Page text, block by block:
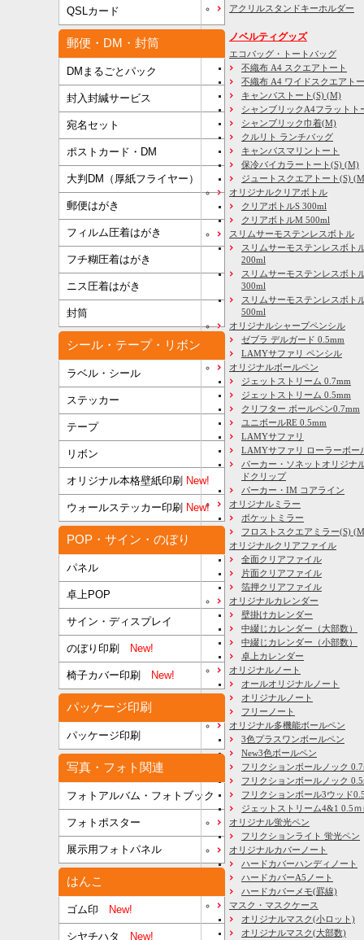
QSLカード
郵便・DM・封筒
DMまるごとパック
封入封緘サービス
宛名セット
ポストカード・DM
大判DM（厚紙フライヤー）
郵便はがき
フィルム圧着はがき
フチ糊圧着はがき
ニス圧着はがき
封筒
シール・テープ・リボン
ラベル・シール
ステッカー
テープ
リボン
オリジナル本格壁紙印刷 New!
ウォールステッカー印刷 New!
POP・サイン・のぼり
パネル
卓上POP
サイン・ディスプレイ
のぼり印刷 New!
椅子カバー印刷 New!
パッケージ印刷
パッケージ印刷
写真・フォト関連
フォトアルバム・フォトブック
フォトポスター
展示用フォトパネル
はんこ
ゴム印 New!
シヤチハタ New!
アクリルスタンドキーホルダー
ノベルティグッズ
エコバッグ・トートバッグ
不織布 A4 スクエアトート
不織布 A4 ワイドスクエアト
キャンバストート(S) (M)
シャンブリックA4フラットト
シャンブリック巾着(M)
クルリト ランチバッグ
キャンバスマリントート
保冷バイカラートート(S) (M)
ジュートスクエアトート(S)
オリジナルクリアボトル
クリアボトルS 300ml
クリアボトルM 500ml
スリムサーモステンレスボトル
スリムサーモステンレスボト
200ml
スリムサーモステンレスボト
300ml
スリムサーモステンレスボト
500ml
オリジナルシャープペンシル
ゼブラ デルガード 0.5mm
LAMYサファリ ペンシル
オリジナルボールペン
ジェットストリーム 0.7mm
ジェットストリーム 0.5mm
クリフター ボールペン0.7mm
ユニボールRE 0.5mm
LAMYサファリ
LAMYサファリ ローラーボー
パーカー・ソネットオリジナ
ドクリップ
パーカー・IM コアライン
オリジナルミラー
ポケットミラー
フロストスクエアミラー(S)
オリジナルクリアファイル
全面クリアファイル
片面クリアファイル
箔押クリアファイル
オリジナルカレンダー
壁掛けカレンダー
中綴じカレンダー（大部数）
中綴じカレンダー（小部数）
卓上カレンダー
オリジナルノート
オールオリジナルノート
オリジナルノート
フリーノート
オリジナル多機能ボールペン
3色プラスワンボールペン
New3色ボールペン
フリクションボールノック
フリクションボールノック
フリクションボール3ウッド
ジェットストリーム4&1 0.5ｍ
オリジナル蛍光ペン
フリクションライト 蛍光ペン
オリジナルカバーノート
ハードカバーハンディノート
ハードカバーA5ノート
ハードカバーメモ(罫線)
マスク・マスクケース
オリジナルマスク(小ロット)
オリジナルマスク(大部数)